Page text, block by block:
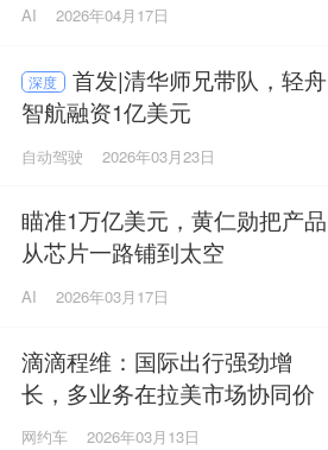
AI 2026年04月17日
深度
首发|清华师兄带队，轻舟
智航融资1亿美元
自动驾驶 2026年03月23日
瞄准1万亿美元，黄仁勋把产品
从芯片一路铺到太空
AI 2026年03月17日
滴滴程维：国际出行强劲增
长，多业务在拉美市场协同价
值显现
网约车 2026年03月13日